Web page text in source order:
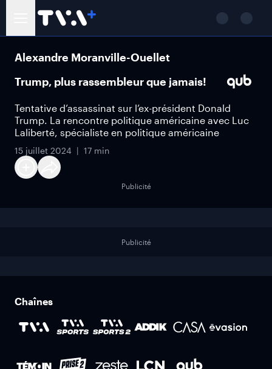
Alexandre Moranville-Ouellet
Trump, plus rassembleur que jamais!
Tentative d’assassinat sur l’ex-président Donald
Trump. La rencontre politique américaine avec Luc
Laliberté, spécialiste en politique américaine
15 juillet 2024 17 min
Publicité
Publicité
Chaînes